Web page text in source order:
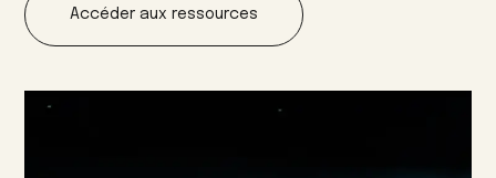
Accéder aux ressources